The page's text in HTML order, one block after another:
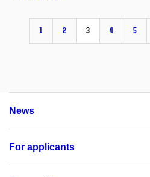
1 2 3 4 5
News
For applicants